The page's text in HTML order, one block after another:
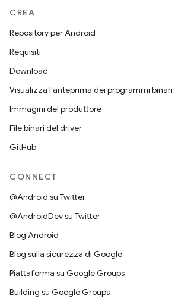
CREA
Repository per Android
Requisiti
Download
Visualizza l'anteprima dei programmi binari
Immagini del produttore
File binari del driver
GitHub
CONNECT
@Android su Twitter
@AndroidDev su Twitter
Blog Android
Blog sulla sicurezza di Google
Piattaforma su Google Groups
Building su Google Groups